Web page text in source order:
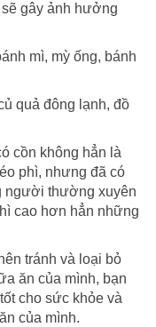
gây ảnh hưởng
mì, mỳ ống, bánh
quả đông lạnh, đồ
cồn không hẳn là
phì, nhưng đã có
người thường xuyên
cao hơn hẳn những
tránh và loại bỏ
ăn của mình, bạn
cho sức khỏe và
của mình.